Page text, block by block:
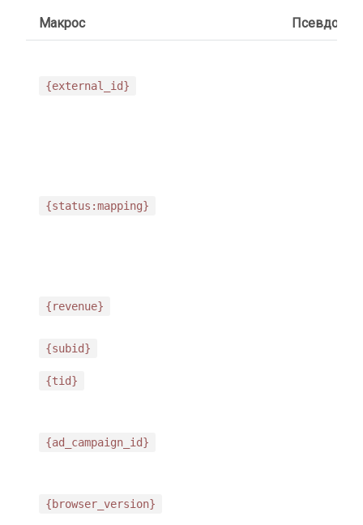
Макрос Псевдоним
{external_id}
{status:mapping}
{revenue}
{subid}
{tid}
{ad_campaign_id}
{browser_version}